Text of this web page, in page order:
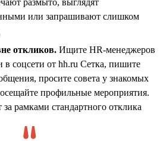
или запрашивают слишком
откликов. Ищите HR-менеджеров
соцсети от hh.ru Сетка, пишите
просите совета у знакомых
профильные мероприятия.
за рамками стандартного отклика